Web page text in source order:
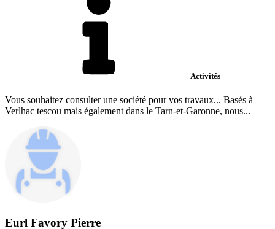
Activités
Vous souhaitez consulter une société pour vos travaux... Basés à
Verlhac tescou mais également dans le Tarn-et-Garonne, nous...
Eurl Favory Pierre